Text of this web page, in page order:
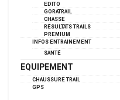
EDITO
GORATRAIL
CHASSE
RÉSULTATS TRAILS
PREMIUM
INFOS ENTRAINEMENT
SANTÉ
EQUIPEMENT
CHAUSSURE TRAIL
GPS